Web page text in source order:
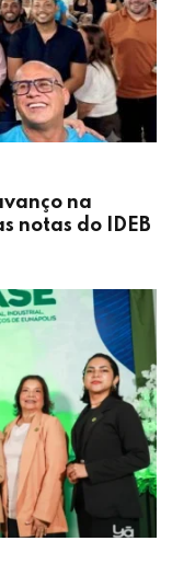
na
notas do IDEB